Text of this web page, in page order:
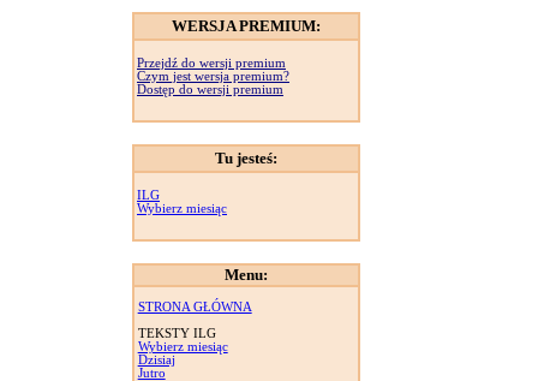
WERSJA PREMIUM:
Przejdź do wersji premium
Czym jest wersja premium?
Dostęp do wersji premium
Tu jesteś:
ILG
Wybierz miesiąc
Menu:
STRONA GŁÓWNA
TEKSTY ILG
Wybierz miesiąc
Dzisiaj
Jutro